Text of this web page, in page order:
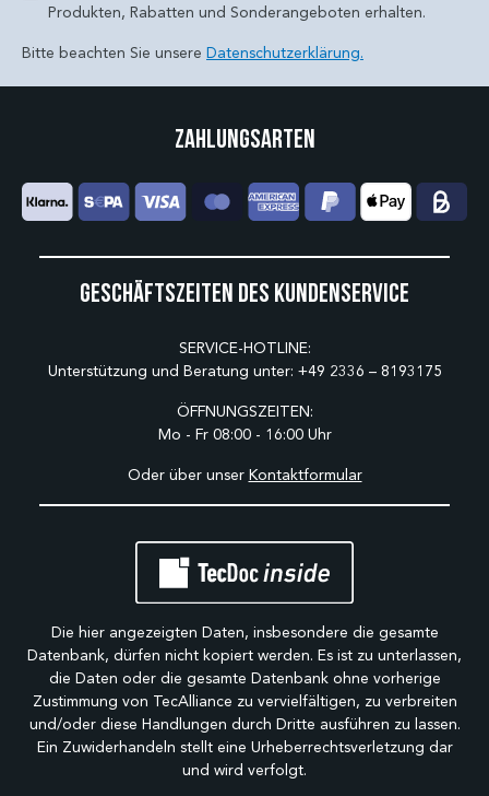
Produkten, Rabatten und Sonderangeboten erhalten.
Bitte beachten Sie unsere Datenschutzerklärung.
Geschäftszeiten des Kundenservice
SERVICE-HOTLINE:
Unterstützung und Beratung unter: +49 2336 – 8193175
ÖFFNUNGSZEITEN:
Mo - Fr 08:00 - 16:00 Uhr
Oder über unser Kontaktformular
Zahlungsarten
Die hier angezeigten Daten, insbesondere die gesamte
Datenbank, dürfen nicht kopiert werden. Es ist zu unterlassen,
die Daten oder die gesamte Datenbank ohne vorherige
Zustimmung von TecAlliance zu vervielfältigen, zu verbreiten
und/oder diese Handlungen durch Dritte ausführen zu lassen.
Ein Zuwiderhandeln stellt eine Urheberrechtsverletzung dar
und wird verfolgt.